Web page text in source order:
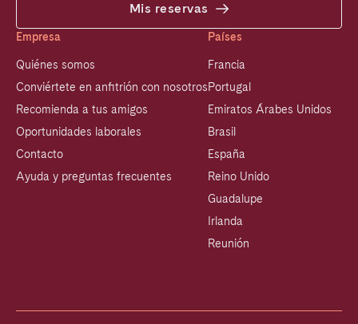
Mis reservas
Empresa
Quiénes somos
Conviértete en anfitrión con nosotros
Recomienda a tus amigos
Oportunidades laborales
Contacto
Ayuda y preguntas frecuentes
Países
Francia
Portugal
Emiratos Árabes Unidos
Brasil
España
Reino Unido
Guadalupe
Irlanda
Reunión